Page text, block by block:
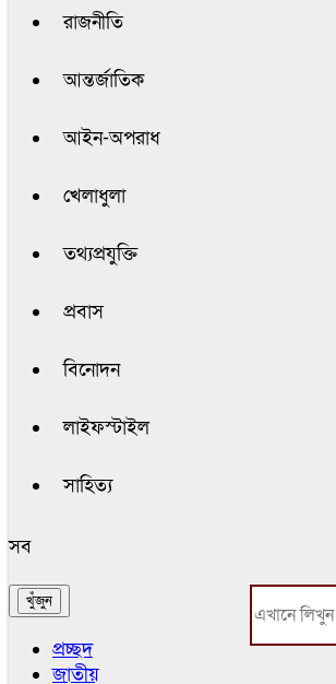
রাজনীতি
আন্তর্জাতিক
আইন-অপরাধ
খেলাধুলা
তথ্যপ্রযুক্তি
প্রবাস
বিনোদন
লাইফস্টাইল
সাহিত্য
সব
প্রচ্ছদ
জাতীয়